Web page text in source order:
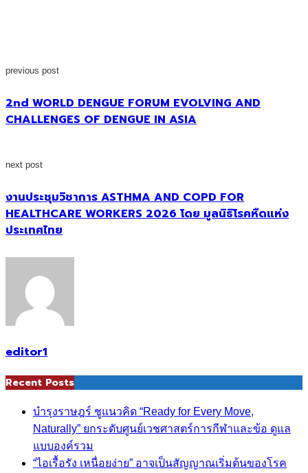
previous post
2nd WORLD DENGUE FORUM EVOLVING AND
CHALLENGES OF DENGUE IN ASIA
next post
งานประชุมวิชาการ ASTHMA AND COPD FOR
HEALTHCARE WORKERS 2026 โดย มูลนิธิโรคหืดแห่ง
ประเทศไทย
editor1
Recent Posts
บำรุงราษฎร์ ชูแนวคิด “Ready for Every Move,
Naturally” ยกระดับศูนย์เวชศาสตร์การกีฬาและข้อ ดูแล
แบบองค์รวม
“ไอเรื้อรัง เหนื่อยง่าย” อาจเป็นสัญญาณเริ่มต้นของโรค